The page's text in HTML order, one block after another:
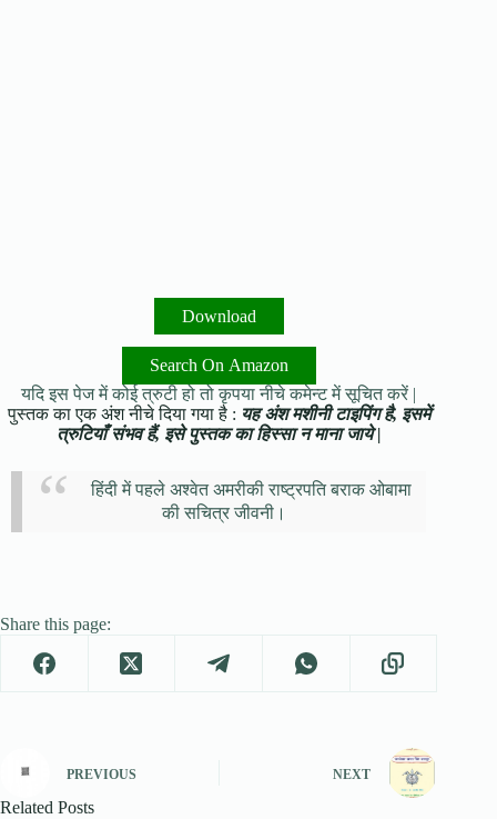
Download
Search On Amazon
यदि इस पेज में कोई त्रुटी हो तो कृपया नीचे कमेन्ट में सूचित करें |
पुस्तक का एक अंश नीचे दिया गया है : यह अंश मशीनी टाइपिंग है, इसमें
त्रुटियाँ संभव हैं, इसे पुस्तक का हिस्सा न माना जाये |
हिंदी में पहले अश्वेत अमरीकी राष्ट्रपति बराक ओबामा
की सचित्र जीवनी।
Share this page:
PREVIOUS NEXT
Related Posts